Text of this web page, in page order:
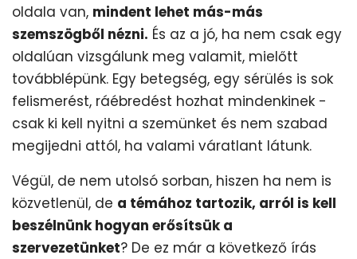
oldala van, mindent lehet más-más
szemszögből nézni. És az a jó, ha nem csak egy
oldalúan vizsgálunk meg valamit, mielőtt
továbblépünk. Egy betegség, egy sérülés is sok
felismerést, ráébredést hozhat mindenkinek -
csak ki kell nyitni a szemünket és nem szabad
megijedni attól, ha valami váratlant látunk.
Végül, de nem utolsó sorban, hiszen ha nem is
közvetlenül, de a témához tartozik, arról is kell
beszélnünk hogyan erősítsük a
szervezetünket? De ez már a következő írás